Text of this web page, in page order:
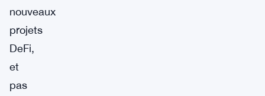
nouveaux
projets
DeFi,
et
pas